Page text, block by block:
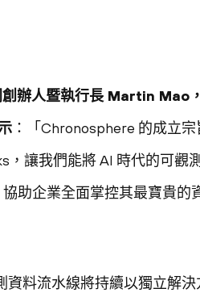
辦人暨執行長 Martin Mao
：「Chronosphere 的成立
，讓我們能將 AI 時代的可
助企業全面掌控其最寶貴的
資料流水線將持續以獨立解